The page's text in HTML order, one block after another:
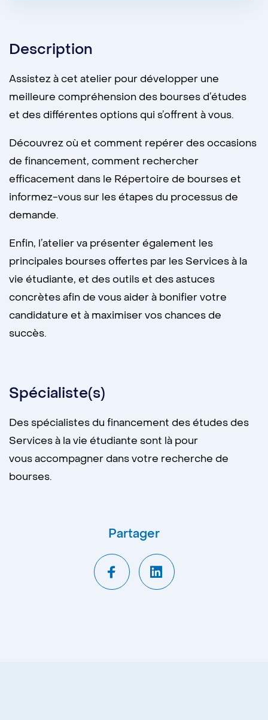
Description
Assistez à cet atelier pour développer une
meilleure compréhension des bourses d’études
et des différentes options qui s’offrent à vous.
Découvrez où et comment repérer des occasions
de financement, comment rechercher
efficacement dans le Répertoire de bourses et
informez-vous sur les étapes du processus de
demande.
Enfin, l’atelier va présenter également les
principales bourses offertes par les Services à la
vie étudiante, et des outils et des astuces
concrètes afin de vous aider à bonifier votre
candidature et à maximiser vos chances de
succès.
Spécialiste(s)
Des spécialistes du financement des études des
Services à la vie étudiante sont là pour
vous accompagner dans votre recherche de
bourses.
Partager